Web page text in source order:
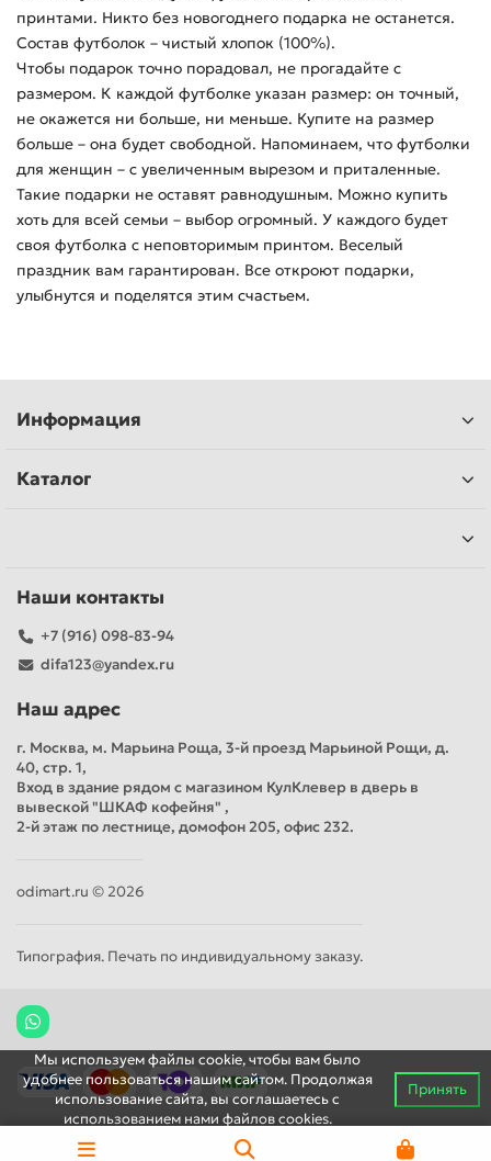
принтами. Никто без новогоднего подарка не останется.
Состав футболок – чистый хлопок (100%).
Чтобы подарок точно порадовал, не прогадайте с
размером. К каждой футболке указан размер: он точный,
не окажется ни больше, ни меньше. Купите на размер
больше – она будет свободной. Напоминаем, что футболки
для женщин – с увеличенным вырезом и приталенные.
Такие подарки не оставят равнодушным. Можно купить
хоть для всей семьи – выбор огромный. У каждого будет
своя футболка с неповторимым принтом. Веселый
праздник вам гарантирован. Все откроют подарки,
улыбнутся и поделятся этим счастьем.
Информация
Каталог
Наши контакты
+7 (916) 098-83-94
difa123@yandex.ru
Наш адрес
г. Москва, м. Марьина Роща, 3-й проезд Марьиной Рощи, д.
40, стр. 1,
Вход в здание рядом с магазином КулКлевер в дверь в
вывеской "ШКАФ кофейня" ,
2-й этаж по лестнице, домофон 205, офис 232.
odimart.ru © 2026
Типография. Печать по индивидуальному заказу.
Мы используем файлы cookie, чтобы вам было
удобнее пользоваться нашим сайтом. Продолжая
использование сайта, вы соглашаетесь c
использованием нами файлов cookies.
Принять